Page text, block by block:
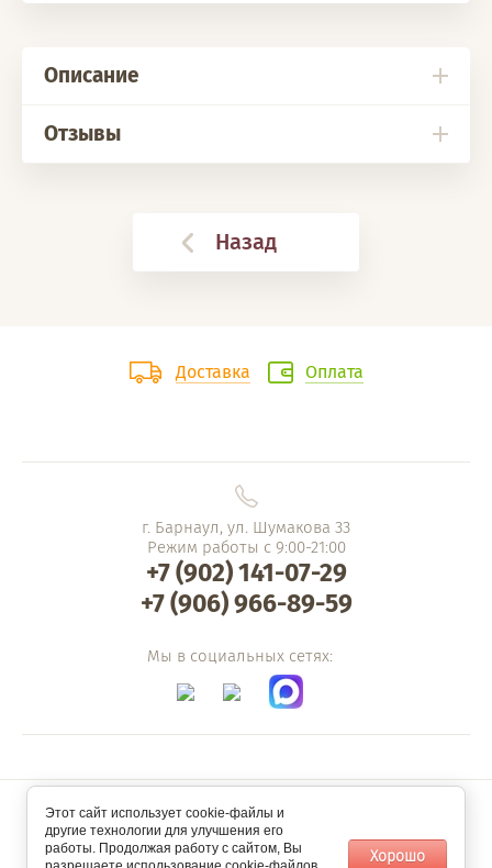
Описание
Отзывы
Назад
Доставка Оплата
г. Барнаул, ул. Шумакова 33
Режим работы с 9:00-21:00
+7 (902) 141-07-29
+7 (906) 966-89-59
Мы в социальных сетях:
Мегагрупп.ру
Этот сайт использует cookie-файлы и
другие технологии для улучшения его
работы. Продолжая работу с сайтом, Вы
Хорошо